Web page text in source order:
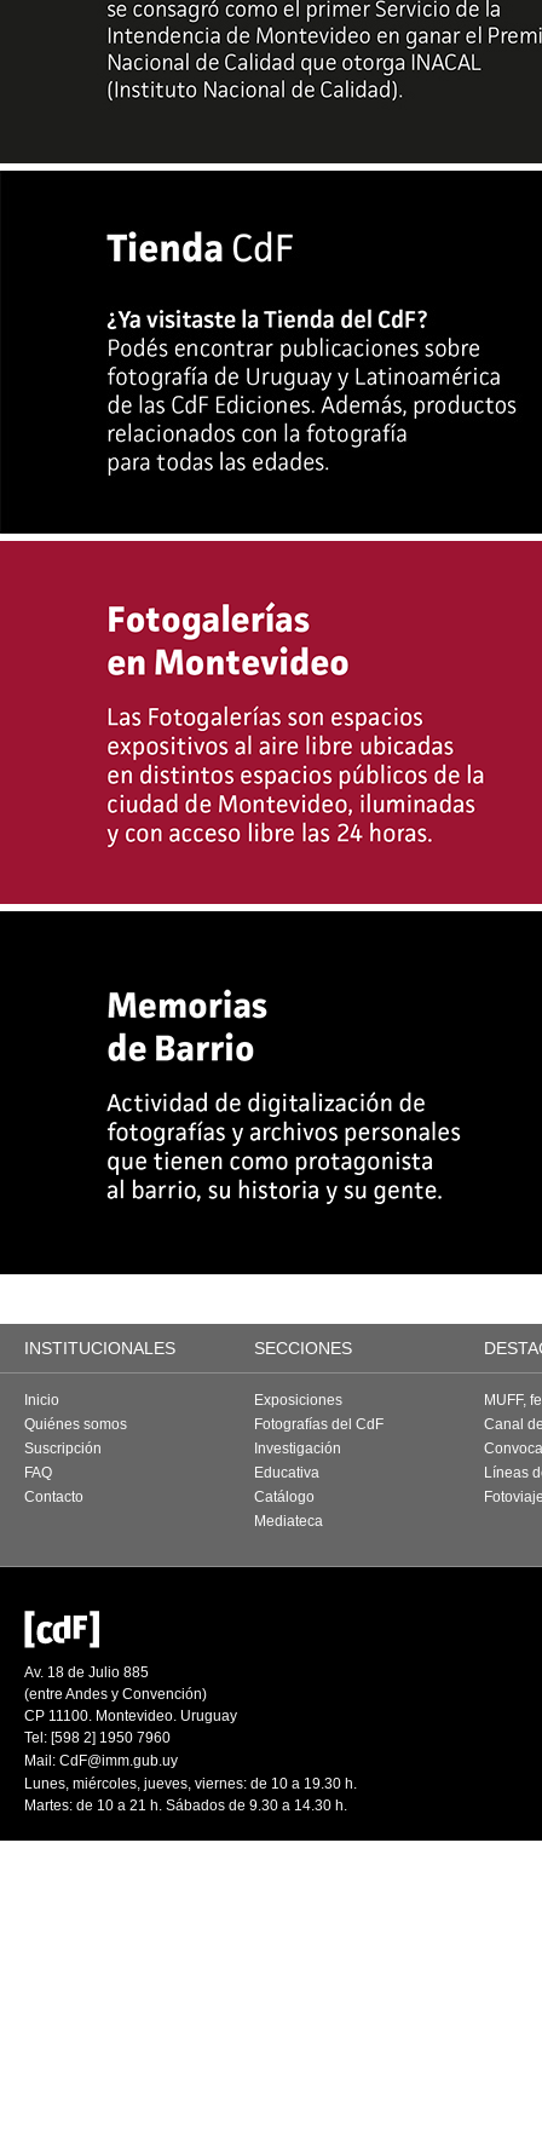
INSTITUCIONALES SECCIONES
Inicio
Quiénes somos
Suscripción
FAQ
Contacto
Exposiciones
Fotografías del CdF
Investigación
Educativa
Catálogo
Mediateca
MUFF,
Canal
Líneas
Av. 18 de Julio 885
(entre Andes y Convención)
CP 11100. Montevideo. Uruguay
Tel: [598 2] 1950 7960
Mail: CdF@imm.gub.uy
Lunes, miércoles, jueves, viernes: de 10 a 19.30 h.
Martes: de 10 a 21 h. Sábados de 9.30 a 14.30 h.